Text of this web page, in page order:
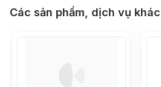
Các sản phẩm, dịch vụ khác